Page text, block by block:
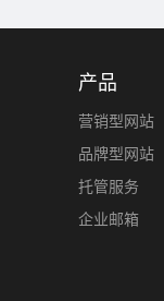
产品
营销型网站
品牌型网站
托管服务
企业邮箱